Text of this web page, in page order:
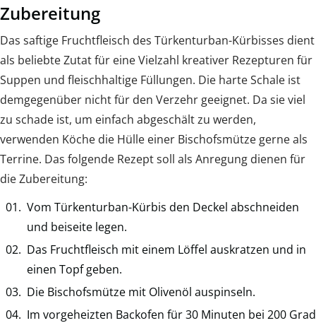
Zubereitung
Das saftige Fruchtfleisch des Türkenturban-Kürbisses dient
als beliebte Zutat für eine Vielzahl kreativer Rezepturen für
Suppen und fleischhaltige Füllungen. Die harte Schale ist
demgegenüber nicht für den Verzehr geeignet. Da sie viel
zu schade ist, um einfach abgeschält zu werden,
verwenden Köche die Hülle einer Bischofsmütze gerne als
Terrine. Das folgende Rezept soll als Anregung dienen für
die Zubereitung:
Vom Türkenturban-Kürbis den Deckel abschneiden
und beiseite legen.
Das Fruchtfleisch mit einem Löffel auskratzen und in
einen Topf geben.
Die Bischofsmütze mit Olivenöl auspinseln.
Im vorgeheizten Backofen für 30 Minuten bei 200 Grad